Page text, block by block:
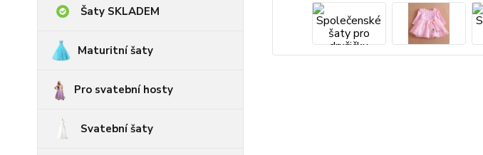
Šaty SKLADEM
Maturitní šaty
Pro svatební hosty
Svatební šaty